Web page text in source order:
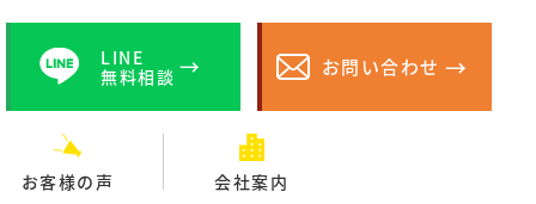
LINE
無料相談
お問い合わせ
お客様の声 会社案内